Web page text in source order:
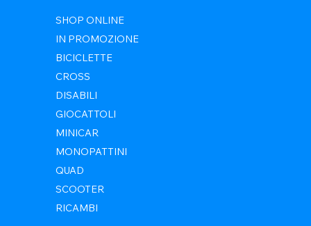
SHOP ONLINE
IN PROMOZIONE
BICICLETTE
CROSS
DISABILI
GIOCATTOLI
MINICAR
MONOPATTINI
QUAD
SCOOTER
RICAMBI